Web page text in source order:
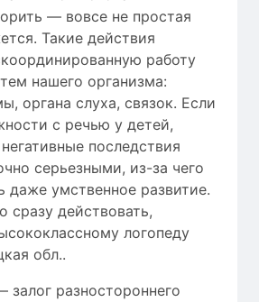
— вовсе не простая
Такие действия
работу
нашего организма:
органа слуха, связок. Если
c речью у детей,
последствия
серьезными, из-за чего
даже умственное развитие.
сразу действовать,
логопеду
обл..
разностороннего